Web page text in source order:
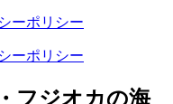
ーポリシー
ーポリシー
フジオカの海